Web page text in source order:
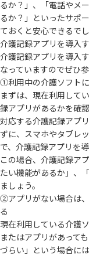
るか？」、「電話やメ
るか？」といったサポ
ておくと安心できるでし
介護記録アプリを導入
介護記録アプリを導入
なっていますのでぜひ
①利用中の介護ソフト
まずは、現在利用して
録アプリがあるかを確認
対応する介護記録アプ
ずに、スマホやタブレ
で、介護記録アプリを
この場合、介護記録ア
たい機能があるか」、
ましょう。
②アプリがない場合は
る
現在利用している介護
またはアプリがあって
づらい」という場合に